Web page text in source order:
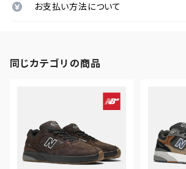
お支払い方法について
同じカテゴリの商品